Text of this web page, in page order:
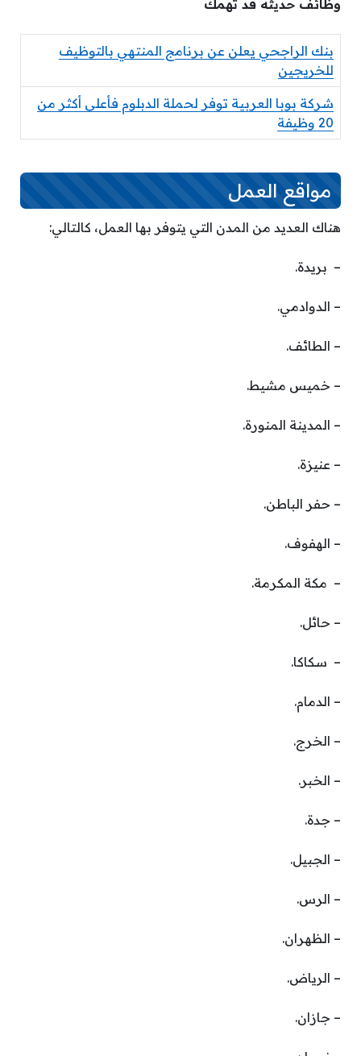
وظائف حديثه قد تهمك
بنك الراجحي يعلن عن برنامج المنتهي بالتوظيف
للخريجين
شركة بوبا العربية توفر لحملة الدبلوم فأعلى أكثر من
20 وظيفة
مواقع العمل
هناك العديد من المدن التي يتوفر بها العمل، كالتالي:
– بريدة.
– الدوادمي.
– الطائف.
– خميس مشيط.
– المدينة المنورة.
– عنيزة.
– حفر الباطن.
– الهفوف.
– مكة المكرمة.
– حائل.
– سكاكا.
– الدمام.
– الخرج.
– الخبر.
– جدة.
– الجبيل.
– الرس.
– الظهران.
– الرياض.
– جازان.